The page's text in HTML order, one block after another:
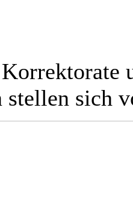
stellen sich